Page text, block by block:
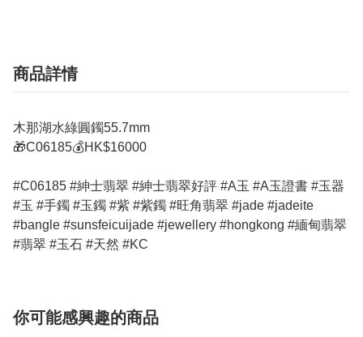
商品詳情
木那湖水綠圓鐲55.7mm
🎁C06185💰HK$16000
#C06185 #紳士翡翠 #紳士翡翠好評 #A玉 #A玉證書 #玉器
#玉 #手鐲 #玉鐲 #紫 #紫鐲 #旺角翡翠 #jade #jadeite
#bangle #sunsfeicuijade #jewellery #hongkong #緬甸翡翠
#翡翠 #玉石 #天然 #KC
你可能感興趣的商品